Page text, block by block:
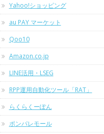
Yahoo!ショッピング
au PAY マーケット
Qoo10
Amazon.co.jp
LINE活用・LSEG
RPP運用自動化ツール「RAT」
らくらくーぽん
ポンパレモール